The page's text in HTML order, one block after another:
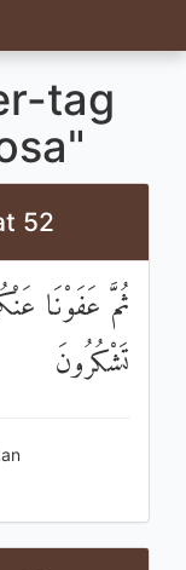
tag
52
ثُمَّ عَفَوْنَا
تَشْكُرُونَ